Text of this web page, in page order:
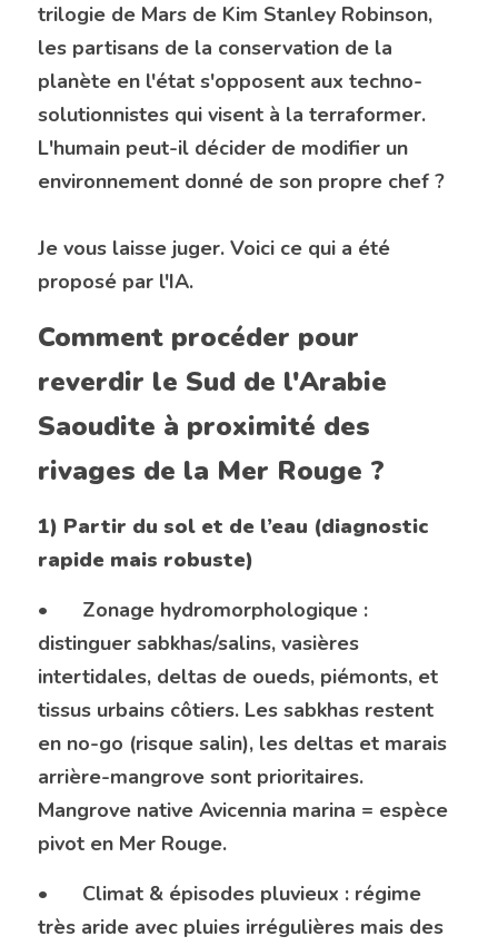
trilogie de Mars de Kim Stanley Robinson,
les partisans de la conservation de la
planète en l'état s'opposent aux techno-
solutionnistes qui visent à la terraformer.
L'humain peut-il décider de modifier un
environnement donné de son propre chef ?
Je vous laisse juger. Voici ce qui a été
proposé par l'IA.
Comment procéder pour
reverdir le Sud de l'Arabie
Saoudite à proximité des
rivages de la Mer Rouge ?
1) Partir du sol et de l’eau (diagnostic
rapide mais robuste)
•	Zonage hydromorphologique :
distinguer sabkhas/salins, vasières
intertidales, deltas de oueds, piémonts, et
tissus urbains côtiers. Les sabkhas restent
en no-go (risque salin), les deltas et marais
arrière-mangrove sont prioritaires.
Mangrove native Avicennia marina = espèce
pivot en Mer Rouge.
•	Climat & épisodes pluvieux : régime
très aride avec pluies irrégulières mais des